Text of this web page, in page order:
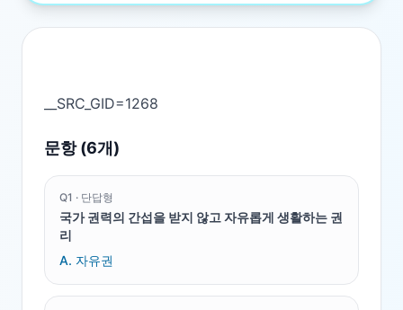
문항 (6개)
Q1 · 단답형
국가 권력의 간섭을 받지 않고 자유롭게 생활하는 권
리
A. 자유권